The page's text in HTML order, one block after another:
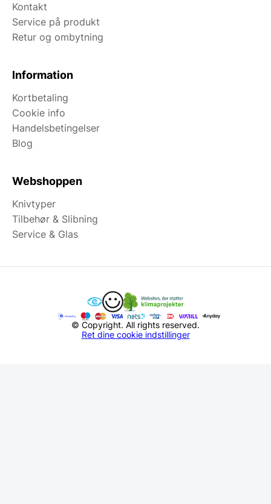
Kontakt
Service på produkt
Retur og ombytning
Information
Kortbetaling
Cookie info
Handelsbetingelser
Blog
Webshoppen
Knivtyper
Tilbehør & Slibning
Service & Glas
© Copyright. All rights reserved.
Ret dine cookie indstillinger